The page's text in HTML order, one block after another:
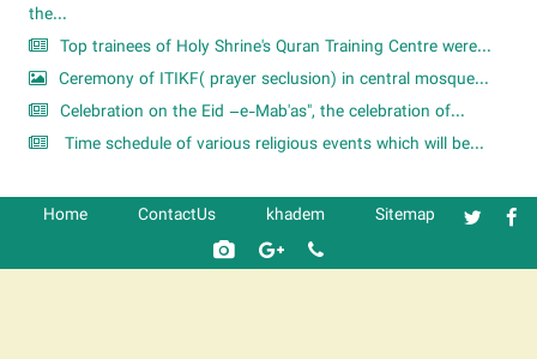
the...
Top trainees of Holy Shrine's Quran Training Centre were...
Ceremony of ITIKF( prayer seclusion) in central mosque...
Celebration on the Eid –e-Mab'as", the celebration of...
Time schedule of various religious events which will be...
Home ContactUs khadem Sitemap